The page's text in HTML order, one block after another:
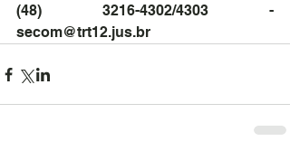
(48) 3216-4302/4303 -
secom@trt12.jus.br